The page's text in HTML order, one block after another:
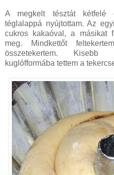
A megkelt tésztát kétfelé
téglalappá nyújtottam. Az
cukros kakaóval, a másikat
meg. Mindkettőt
összetekertem. Kisebb
kuglófformába tettem a